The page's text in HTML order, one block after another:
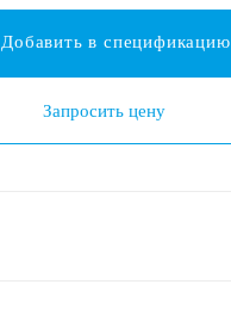
Добавить в спецификацию
Запросить цену